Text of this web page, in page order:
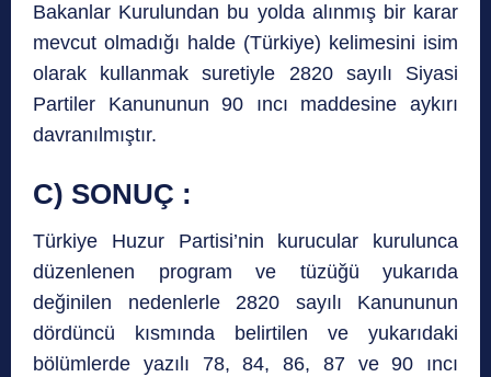
Bakanlar Kurulundan bu yolda alınmış bir karar
mevcut olmadığı halde (Türkiye) kelimesini isim
olarak kullanmak suretiyle 2820 sayılı Siyasi
Partiler Kanununun 90 ıncı maddesine aykırı
davranılmıştır.
C) SONUÇ :
Türkiye Huzur Partisi’nin kurucular kurulunca
düzenlenen program ve tüzüğü yukarıda
değinilen nedenlerle 2820 sayılı Kanununun
dördüncü kısmında belirtilen ve yukarıdaki
bölümlerde yazılı 78, 84, 86, 87 ve 90 ıncı